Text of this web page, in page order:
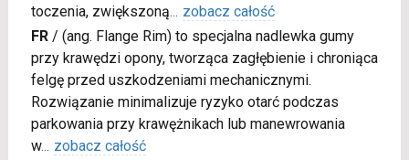
toczenia, zwiększoną... zobacz całość
FR/ (ang. Flange Rim) to specjalna nadlewka gumy
przy krawędzi opony, tworząca zagłębienie i chroniąca
felgę przed uszkodzeniami mechanicznymi.
Rozwiązanie minimalizuje ryzyko otarć podczas
parkowania przy krawężnikach lub manewrowania
w... zobacz całość